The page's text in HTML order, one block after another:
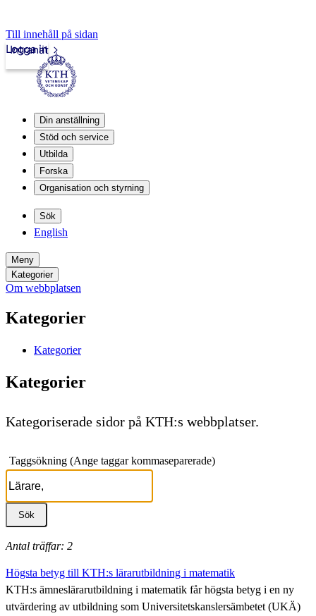
Till innehåll på sidan
Intranät
Logga in
Din anställning
Stöd och service
Utbilda
Forska
Organisation och styrning
Sök
English
Meny
Kategorier
Om webbplatsen
Kategorier
Kategorier
Kategorier
Kategoriserade sidor på KTH:s webbplatser.
Taggsökning (Ange taggar kommaseparerade)
Antal träffar: 2
Högsta betyg till KTH:s lärarutbildning i matematik
KTH:s ämneslärarutbildning i matematik får högsta betyg i en ny
utvärdering av utbildning som Universitetskanslersämbetet (UKÄ)